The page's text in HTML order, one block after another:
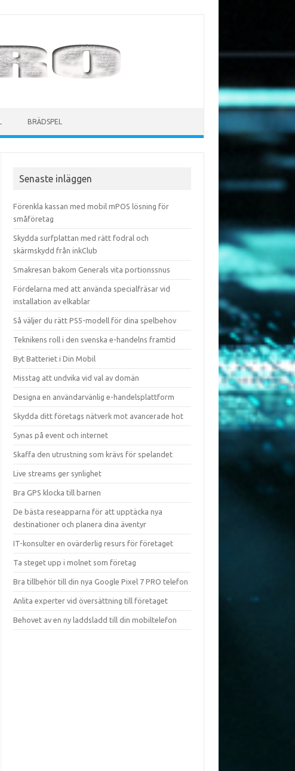
BRÄDSPEL
Senaste inläggen
Förenkla kassan med mobil mPOS lösning för
småföretag
Skydda surfplattan med rätt fodral och
skärmskydd från inkClub
Smakresan bakom Generals vita portionssnus
Fördelarna med att använda specialfräsar vid
installation av elkablar
Så väljer du rätt PS5-modell för dina spelbehov
Teknikens roll i den svenska e-handelns framtid
Byt Batteriet i Din Mobil
Misstag att undvika vid val av domän
Designa en användarvänlig e-handelsplattform
Skydda ditt företags nätverk mot avancerade hot
Synas på event och internet
Skaffa den utrustning som krävs för spelandet
Live streams ger synlighet
Bra GPS klocka till barnen
De bästa reseapparna för att upptäcka nya
destinationer och planera dina äventyr
IT-konsulter en ovärderlig resurs för företaget
Ta steget upp i molnet som företag
Bra tillbehör till din nya Google Pixel 7 PRO telefon
Anlita experter vid översättning till företaget
Behovet av en ny laddsladd till din mobiltelefon